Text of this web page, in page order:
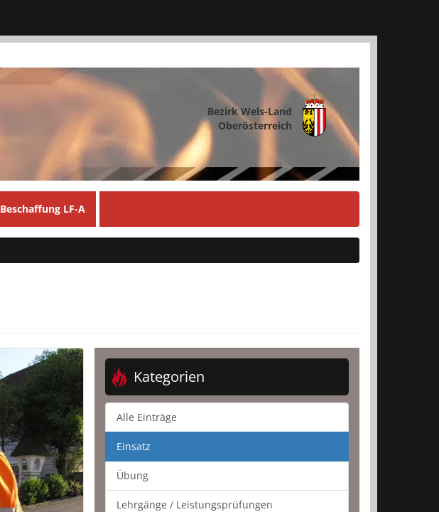
Bezirk Wels-Land
Oberösterreich
Beschaffung LF-A
Kategorien
Alle Einträge
Einsatz
Übung
Lehrgänge / Leistungsprüfungen